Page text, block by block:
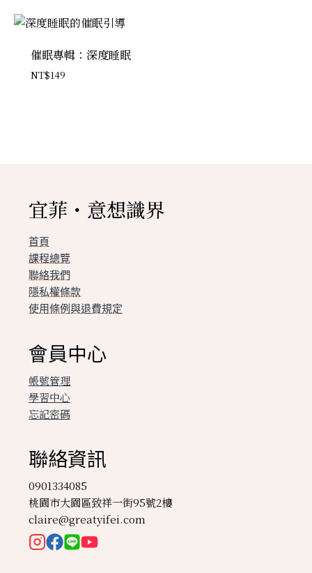
NT$999。NT$300。
催眠專輯：深度睡眠
NT$149
宜菲・意想識界
首頁
課程總覽
聯絡我們
隱私權條款
使用條例與退費規定
會員中心
帳號管理
學習中心
忘記密碼
聯絡資訊
0901334085
桃園市大園區致祥一街95號2樓
claire@greatyifei.com